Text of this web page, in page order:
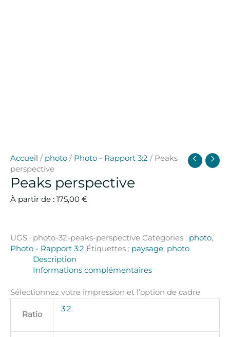
Accueil / photo / Photo - Rapport 3:2 / Peaks
perspective
Peaks perspective
À partir de : 175,00 €
UGS : photo-32-peaks-perspective Catégories : photo,
Photo - Rapport 3:2 Étiquettes : paysage, photo
Description
Informations complémentaires
Sélectionnez votre impression et l’option de cadre
Ratio
3:2